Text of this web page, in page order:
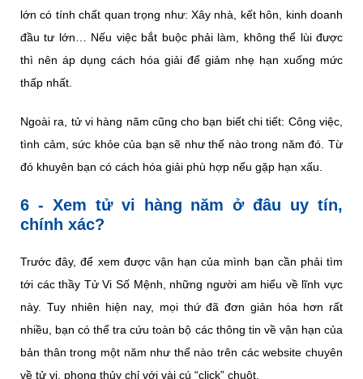
lớn có tính chất quan trọng như: Xây nhà, kết hôn, kinh doanh
đầu tư lớn… Nếu việc bắt buộc phải làm, không thể lùi được
thì nên áp dụng cách hóa giải để giảm nhẹ hạn xuống mức
thấp nhất.
Ngoài ra, tử vi hàng năm cũng cho bạn biết chi tiết: Công việc,
tình cảm, sức khỏe của bạn sẽ như thế nào trong năm đó. Từ
đó khuyên bạn có cách hóa giải phù hợp nếu gặp hạn xấu.
6 - Xem tử vi hàng năm ở đâu uy tín,
chính xác?
Trước đây, để xem được vận hạn của mình bạn cần phải tìm
tới các thầy Tử Vi Số Mệnh, những người am hiểu về lĩnh vực
này. Tuy nhiên hiện nay, mọi thứ đã đơn giản hóa hơn rất
nhiều, bạn có thể tra cứu toàn bộ các thông tin về vận hạn của
bản thân trong một năm như thế nào trên các website chuyên
về tử vi, phong thủy chỉ với vài cú “click” chuột.